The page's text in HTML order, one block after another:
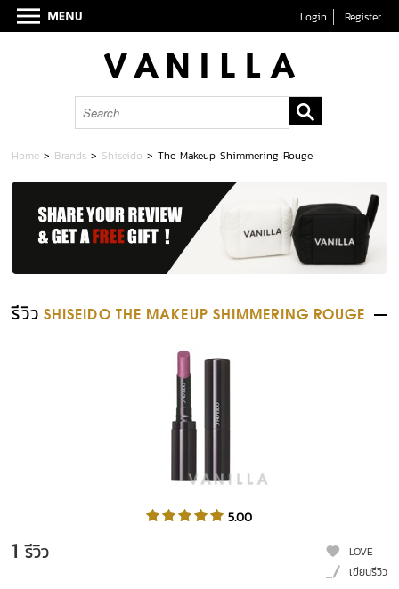
Login Register
Home > Brands > Shiseido >The Makeup Shimmering Rouge
รีวิว SHISEIDO THE MAKEUP SHIMMERING ROUGE
5.00
1 รีวิว
LOVE
เขียนรีวิว